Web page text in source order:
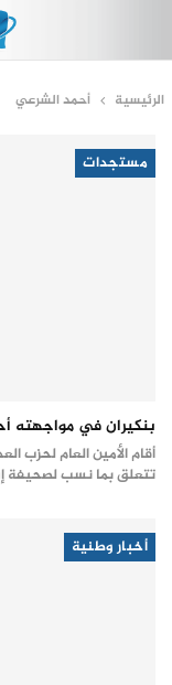
الرئيسية أحمد الشرعي
مستجدات
بنكيران في مواجهته
أقام الأمين العام لحزب
تتعلق بما نسب لصحيفة
أخبار وطنية